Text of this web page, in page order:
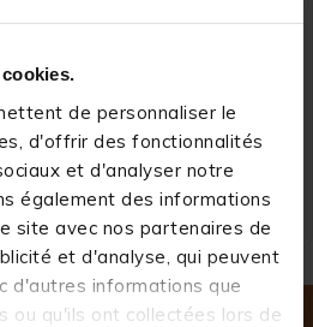
de personnaliser le
d'offrir des fonctionnalités
et d'analyser notre
également des informations
site avec nos partenaires de
et d'analyse, qui peuvent
d'autres informations que
ou qu'ils ont collectées lors de
au panier